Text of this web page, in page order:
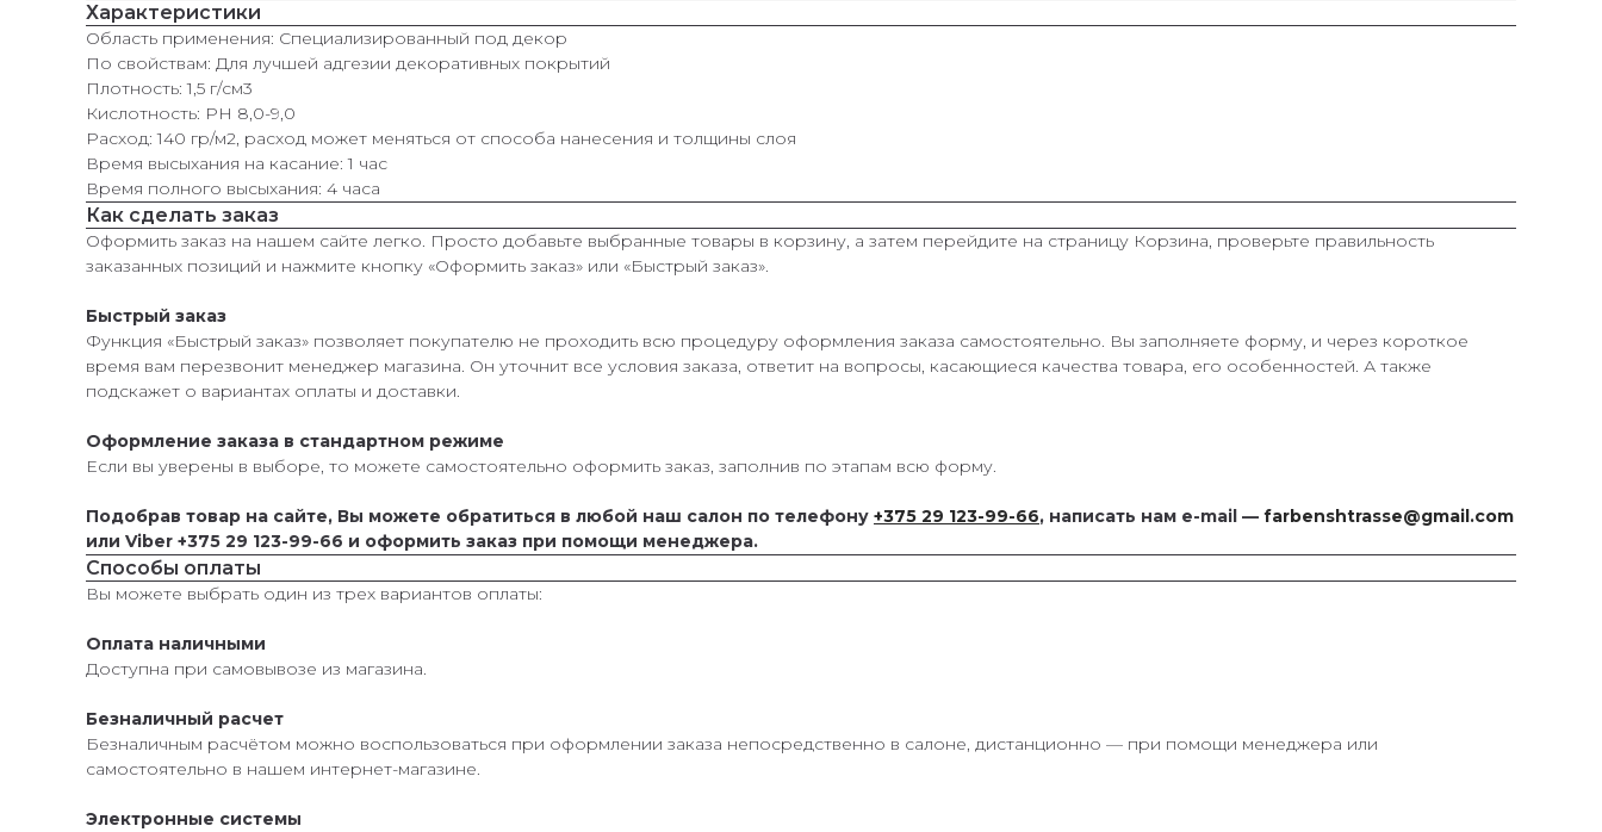
Характеристики
Область применения: Специализированный под декор
По свойствам: Для лучшей адгезии декоративных покрытий
Плотность: 1,5 г/cм3
Кислотность: РН 8,0-9,0
Расход: 140 гр/м2, расход может меняться от способа нанесения и толщины слоя
Время высыхания на касание: 1 час
Время полного высыхания: 4 часа
Как сделать заказ
Оформить заказ на нашем сайте легко. Просто добавьте выбранные товары в корзину, а затем перейдите на страницу Корзина, проверьте правильность
заказанных позиций и нажмите кнопку «Оформить заказ» или «Быстрый заказ».
Быстрый заказ
Функция «Быстрый заказ» позволяет покупателю не проходить всю процедуру оформления заказа самостоятельно. Вы заполняете форму, и через короткое
время вам перезвонит менеджер магазина. Он уточнит все условия заказа, ответит на вопросы, касающиеся качества товара, его особенностей. А также
подскажет о вариантах оплаты и доставки.
Оформление заказа в стандартном режиме
Если вы уверены в выборе, то можете самостоятельно оформить заказ, заполнив по этапам всю форму.
Подобрав товар на сайте, Вы можете обратиться в любой наш салон по телефону +375 29 123-99-66, написать нам e-mail — farbenshtrasse@gmail.com
или Viber +375 29 123-99-66 и оформить заказ при помощи менеджера.
Способы оплаты
Вы можете выбрать один из трех вариантов оплаты:
Оплата наличными
Доступна при самовывозе из магазина.
Безналичный расчет
Безналичным расчётом можно воспользоваться при оформлении заказа непосредственно в салоне, дистанционно — при помощи менеджера или
самостоятельно в нашем интернет-магазине.
Электронные системы